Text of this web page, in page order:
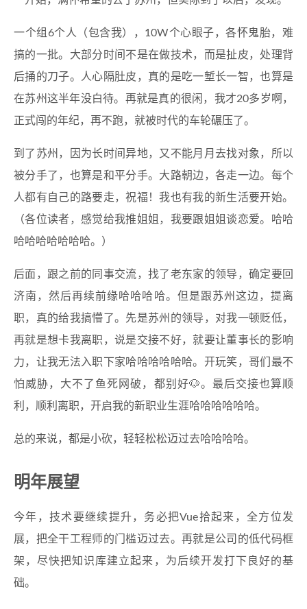
一个组6个人（包含我），10W个心眼子，各怀鬼胎，难
搞的一批。大部分时间不是在做技术，而是扯皮，处理背
后捅的刀子。人心隔肚皮，真的是吃一堑长一智，也算是
在苏州这半年没白待。再就是真的很闲，我才20多岁啊，
正式闯的年纪，再不跑，就被时代的车轮碾压了。
到了苏州，因为长时间异地，又不能月月去找对象，所以
被分手了，也算是和平分手。大路朝边，各走一边。每个
人都有自己的路要走，祝福！我也有我的新生活要开始。
（各位读者，感觉给我推姐姐，我要跟姐姐谈恋爱。哈哈
哈哈哈哈哈哈哈。）
后面，跟之前的同事交流，找了老东家的领导，确定要回
济南，然后再续前缘哈哈哈哈。但是跟苏州这边，提离
职，真的给我搞懵了。先是苏州的领导，对我一顿贬低，
再就是想卡我离职，说是交接不好，就要让董事长的影响
力，让我无法入职下家哈哈哈哈哈哈。开玩笑，哥们最不
怕威胁，大不了鱼死网破，都别好🐶。最后交接也算顺
利，顺利离职，开启我的新职业生涯哈哈哈哈哈哈。
总的来说，都是小砍，轻轻松松迈过去哈哈哈哈。
明年展望
今年，技术要继续提升，务必把Vue拾起来，全方位发
展，把全干工程师的门槛迈过去。再就是公司的低代码框
架，尽快把知识库建立起来，为后续开发打下良好的基
础。